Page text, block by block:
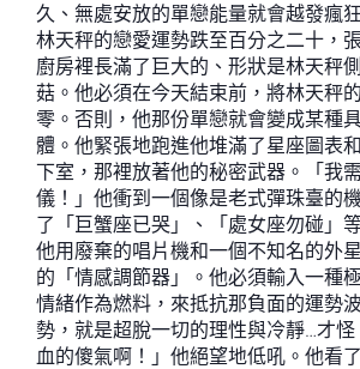
久、無處安放的單戀能量就會越發瘋
林天秤的戀愛運勢跌至百分之二十，
廚房裡長滿了巨大的、形狀是林天秤
菇。他必須在今天結束前，將林天秤
零。否則，他那份單戀就會變成某種
體。他緊張地跑進他堆滿了星座圖表
下室，那裡放著他的秘密武器。「我
儀！」他衝到一個像是老式彈珠臺的
了「巨蟹座已哭」、「處女座勿碰」
他用廢棄的唱片機和一個不知名的外
的「情感調節器」。他必須輸入一種
情緒作為燃料，來抵抗那負面的運勢
勢，就是超脫一切的理性與冷靜…才
血的傻氣啊！」他絕望地低吼。他看